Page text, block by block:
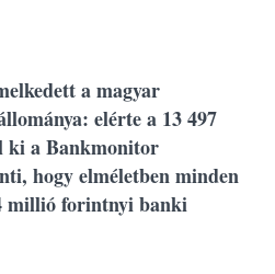
a magyar
elérte a 13 497
a Bankmonitor
hogy elméletben minden
millió forintnyi banki